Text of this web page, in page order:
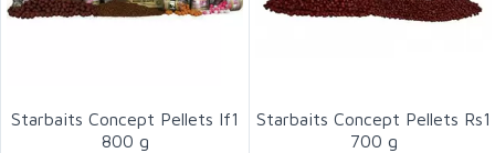
Starbaits Concept Pellets If1
800 g
Starbaits Concept Pellets Rs1
700 g